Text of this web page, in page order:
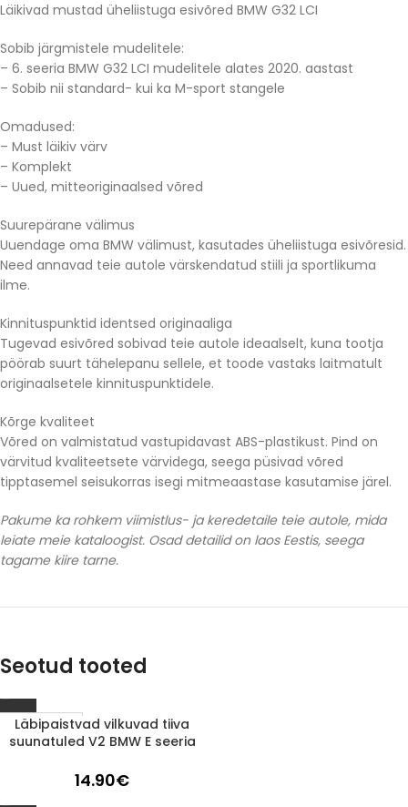
Läikivad mustad üheliistuga esivõred BMW G32 LCI
Sobib järgmistele mudelitele:
– 6. seeria BMW G32 LCI mudelitele alates 2020. aastast
– Sobib nii standard- kui ka M-sport stangele
Omadused:
– Must läikiv värv
– Komplekt
– Uued, mitteoriginaalsed võred
Suurepärane välimus
Uuendage oma BMW välimust, kasutades üheliistuga esivõresid.
Need annavad teie autole värskendatud stiili ja sportlikuma
ilme.
Kinnituspunktid identsed originaaliga
Tugevad esivõred sobivad teie autole ideaalselt, kuna tootja
pöörab suurt tähelepanu sellele, et toode vastaks laitmatult
originaalsetele kinnituspunktidele.
Kõrge kvaliteet
Võred on valmistatud vastupidavast ABS-plastikust. Pind on
värvitud kvaliteetsete värvidega, seega püsivad võred
tipptasemel seisukorras isegi mitmeaastase kasutamise järel.
Pakume ka rohkem viimistlus- ja keredetaile teie autole, mida
leiate meie kataloogist. Osad detailid on laos Eestis, seega
tagame kiire tarne.
Seotud tooted
1-3 d.d.
Läbipaistvad vilkuvad tiiva
suunatuled V2 BMW E seeria
14.90€